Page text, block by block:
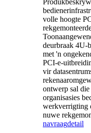
volle hoogte
deurbraak 4U-
met 'n
PCI-e-
vir
ontwerp sal
organisasies
werkverrigting
nuwe
navraagdetail